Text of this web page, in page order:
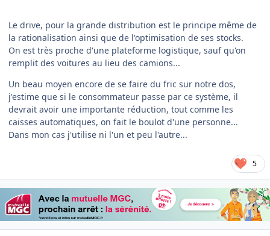
Le drive, pour la grande distribution est le principe même de
la rationalisation ainsi que de l'optimisation de ses stocks.
On est très proche d'une plateforme logistique, sauf qu'on
remplit des voitures au lieu des camions...
Un beau moyen encore de se faire du fric sur notre dos,
j'estime que si le consommateur passe par ce système, il
devrait avoir une importante réduction, tout comme les
caisses automatiques, on fait le boulot d'une personne...
Dans mon cas j'utilise ni l'un et peu l'autre...
5